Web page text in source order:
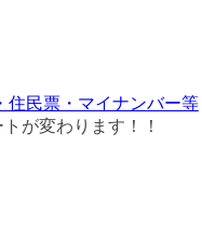
住民票・マイナンバー等
が変わります！！